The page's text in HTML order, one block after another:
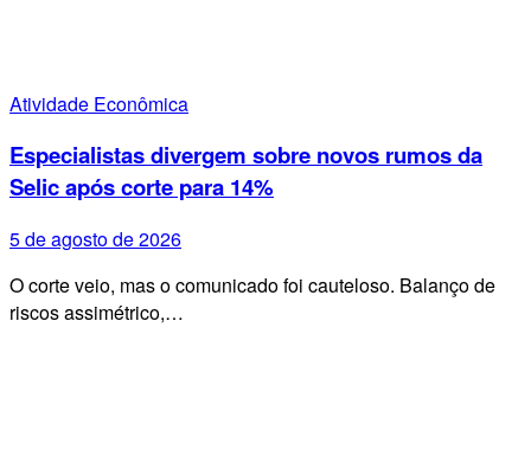
Atividade Econômica
Especialistas divergem sobre novos rumos da
Selic após corte para 14%
5 de agosto de 2026
O corte veio, mas o comunicado foi cauteloso. Balanço de
riscos assimétrico,…